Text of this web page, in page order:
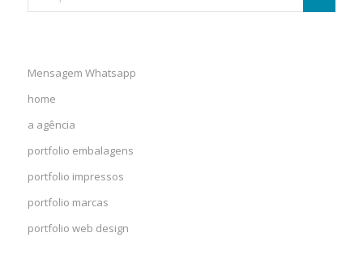
Mensagem Whatsapp
home
a agência
portfolio embalagens
portfolio impressos
portfolio marcas
portfolio web design